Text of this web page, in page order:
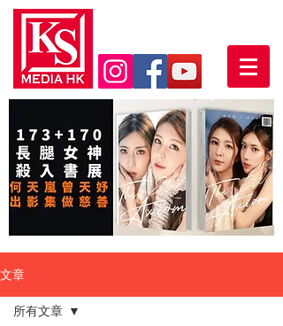
文章
所有文章